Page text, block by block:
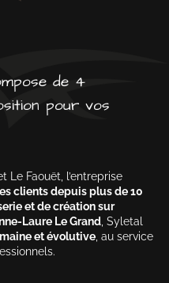
de 4
pour vos
Le Faouët, l’entreprise
clients depuis plus de 10
et de création sur
Laure Le Grand, Syletal
et évolutive, au service